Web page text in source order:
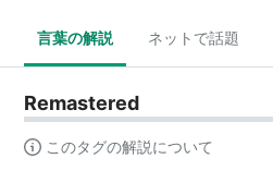
言葉の解説 ネットで話題
Remastered
このタグの解説について